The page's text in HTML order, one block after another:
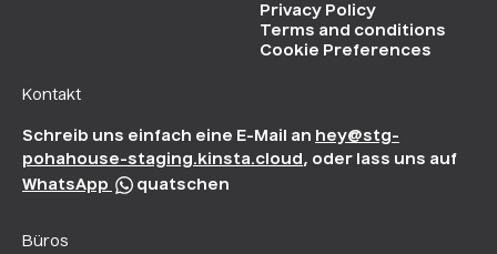
Privacy Policy
Terms and conditions
Cookie Preferences
Kontakt
Schreib uns einfach eine E-Mail an hey@stg-
pohahouse-staging.kinsta.cloud , oder lass uns auf
WhatsApp
quatschen
Büros